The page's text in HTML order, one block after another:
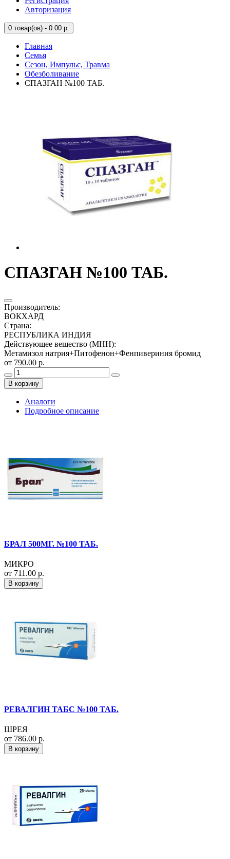
Авторизация
0 товар(ов) - 0.00 р.
Главная
Семья
Сезон, Импульс, Травма
Обезболивание
СПАЗГАН №100 ТАБ.
СПАЗГАН №100 ТАБ.
Производитель:
ВОКХАРД
Страна:
РЕСПУБЛИКА ИНДИЯ
Действующее вещество (МНН):
Метамизол натрия+Питофенон+Фенпивериния бромид
от 790.00 р.
В корзину
Аналоги
Подробное описание
БРАЛ 500МГ. №100 ТАБ.
МИКРО
от 711.00 р.
В корзину
РЕВАЛГИН ТАБС №100 ТАБ.
ШРЕЯ
от 786.00 р.
В корзину